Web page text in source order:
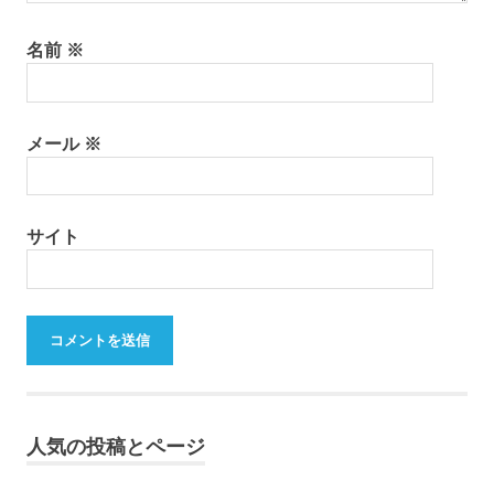
名前 ※
メール ※
サイト
人気の投稿とページ